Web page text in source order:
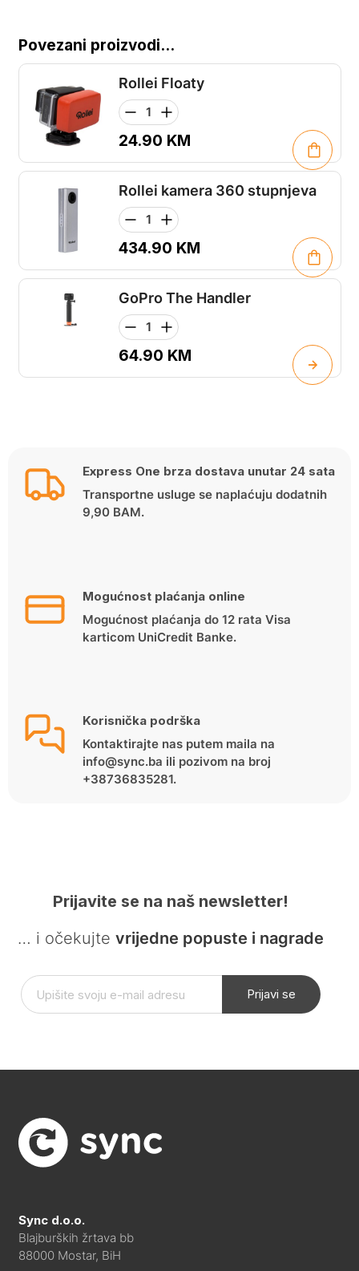
Povezani proizvodi...
Rollei Floaty
24.90 KM
Rollei kamera 360 stupnjeva
434.90 KM
GoPro The Handler
64.90 KM
Express One brza dostava unutar 24 sata
Transportne usluge se naplaćuju dodatnih
9,90 BAM.
Mogućnost plaćanja online
Mogućnost plaćanja do 12 rata Visa
karticom UniCredit Banke.
Korisnička podrška
Kontaktirajte nas putem maila na
info@sync.ba ili pozivom na broj
+38736835281.
Prijavite se na naš newsletter!
… i očekujte vrijedne popuste i nagrade
Prijavi se
Sync d.o.o.
Blajburških žrtava bb
88000 Mostar, BiH